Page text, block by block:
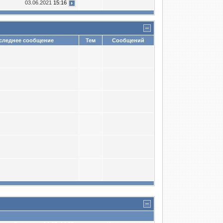
03.06.2021 15:16
сообщение Тем Сообщений